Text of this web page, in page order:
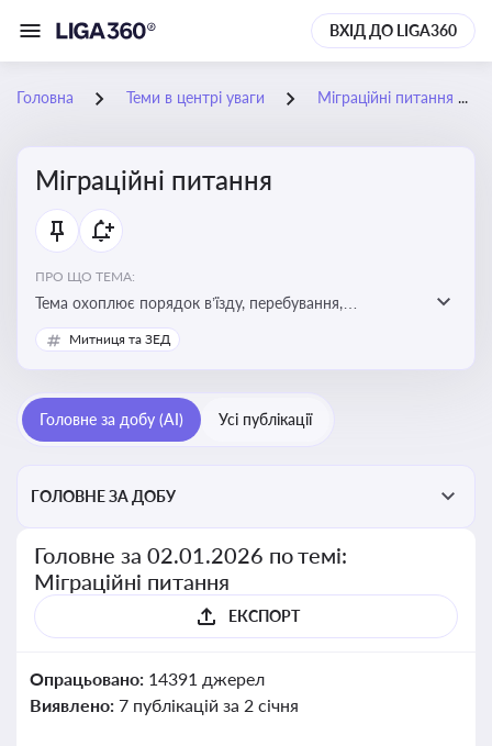
ВХІД ДО LIGA360
Головна Теми в центрі уваги Міграційні питання
Міграційні питання
ПРО ЩО ТЕМА:
Тема охоплює порядок в’їзду, перебування,
працевлаштування іноземців, а також набуття або
втрату громадянства України
Митниця та ЗЕД
Головне за добу (AI) Усі публікації
ГОЛОВНЕ ЗА ДОБУ
Головне за 02.01.2026 по темі:
Міграційні питання
ЕКСПОРТ
Опрацьовано: 14391 джерел
Виявлено: 7 публікацій за 2 січня